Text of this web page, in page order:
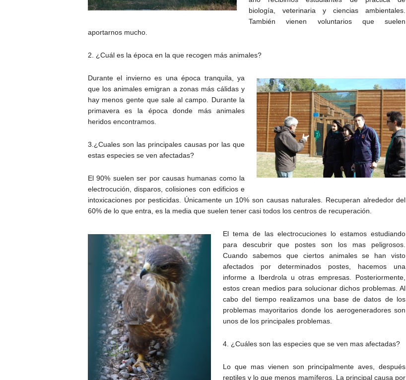
biología, veterinaria y ciencias ambientales.
También vienen voluntarios que suelen
aportarnos mucho.
2. ¿Cuál es la época en la que recogen más animales?
Durante el invierno es una época tranquila, ya
que los animales emigran a zonas más cálidas y
hay menos gente que sale al campo. Durante la
primavera es la época donde más animales
heridos encontramos.
3.¿Cuales son las principales causas por las que
estas especies se ven afectadas?
El 90% suelen ser por causas humanas como la
electrocución, disparos, colisiones con edificios e
intoxicaciones por pesticidas. Únicamente un 10% son causas naturales. Recuperan alrededor del
60% de lo que entra, es la media que suelen tener casi todos los centros de recuperación.
El tema de las electrocuciones lo estamos estudiando
para descubrir que postes son los mas peligrosos.
Cuando sabemos que ciertos animales se han visto
afectados por determinados postes, hacemos una
informe a Iberdrola u otras empresas. Posteriormente,
estos crean medios para solucionar dichos problemas. Al
cabo del tiempo realizamos una base de datos de los
problemas mayoritarios donde los aerogeneradores son
unos de los principales problemas.
4. ¿Cuáles son las especies que se ven mas afectadas?
Lo que mas vienen son principalmente aves, después
reptiles y lo que menos mamíferos. La principal causa por